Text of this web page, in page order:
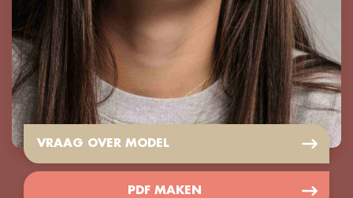
VRAAG OVER MODEL
PDF MAKEN